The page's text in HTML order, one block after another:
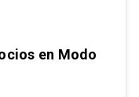
en Modo